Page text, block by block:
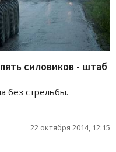
силовиков - штаб
без стрельбы.
22 октября 2014, 12:15